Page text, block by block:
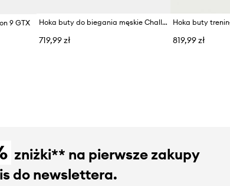
9 GTX Hoka buty do biegania męskie Challenger 8
719,99 zł 819,99 zł
zniżki** na pierwsze zakupy
do newslettera.